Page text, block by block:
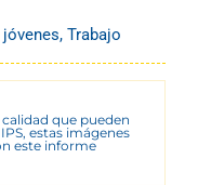
jóvenes, Trabajo
que pueden
estas imágenes
este informe